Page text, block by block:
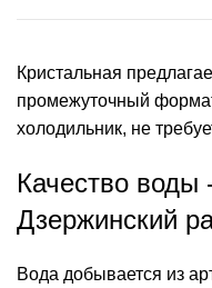
Кристальная
промежуточный
холодильник, не
Качество воды
Дзержинский
Вода добывается из